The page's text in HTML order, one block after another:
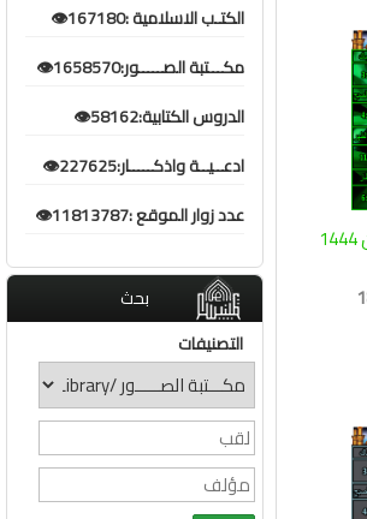
الكتـب الاسلامية :167180👁️
مكـــتبة الصـــــور:1658570👁️
الدروس الكتابية:58162👁️
ادعــيــة واذكـــــار:227625👁️
عدد زوار الموقع :11813787👁️
بحث
التصنيفات